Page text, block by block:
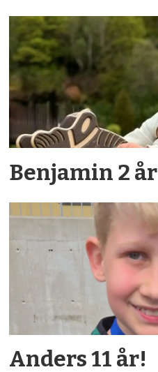
Benjamin 2 år
Anders 11 år!